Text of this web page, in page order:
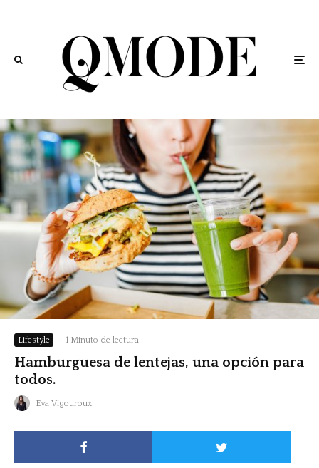
Lifestyle · 1 Minuto de lectura
Hamburguesa de lentejas, una opción para
todos.
Eva Vigouroux